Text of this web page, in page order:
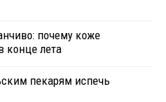
почему коже
конце лета
пекарям испечь